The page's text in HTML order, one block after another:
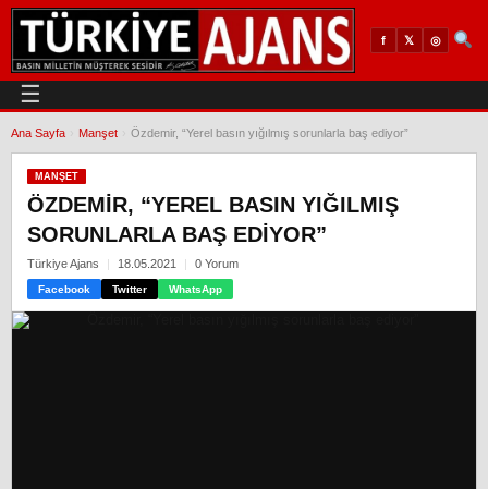
f 𝕏 ◎
☰
Ana Sayfa Manşet Özdemir, “Yerel basın yığılmış sorunlarla baş ediyor”
MANŞET
ÖZDEMIR, “YEREL BASIN YIĞILMIŞ
SORUNLARLA BAŞ EDIYOR”
Türkiye Ajans 18.05.2021 0 Yorum
Facebook Twitter WhatsApp